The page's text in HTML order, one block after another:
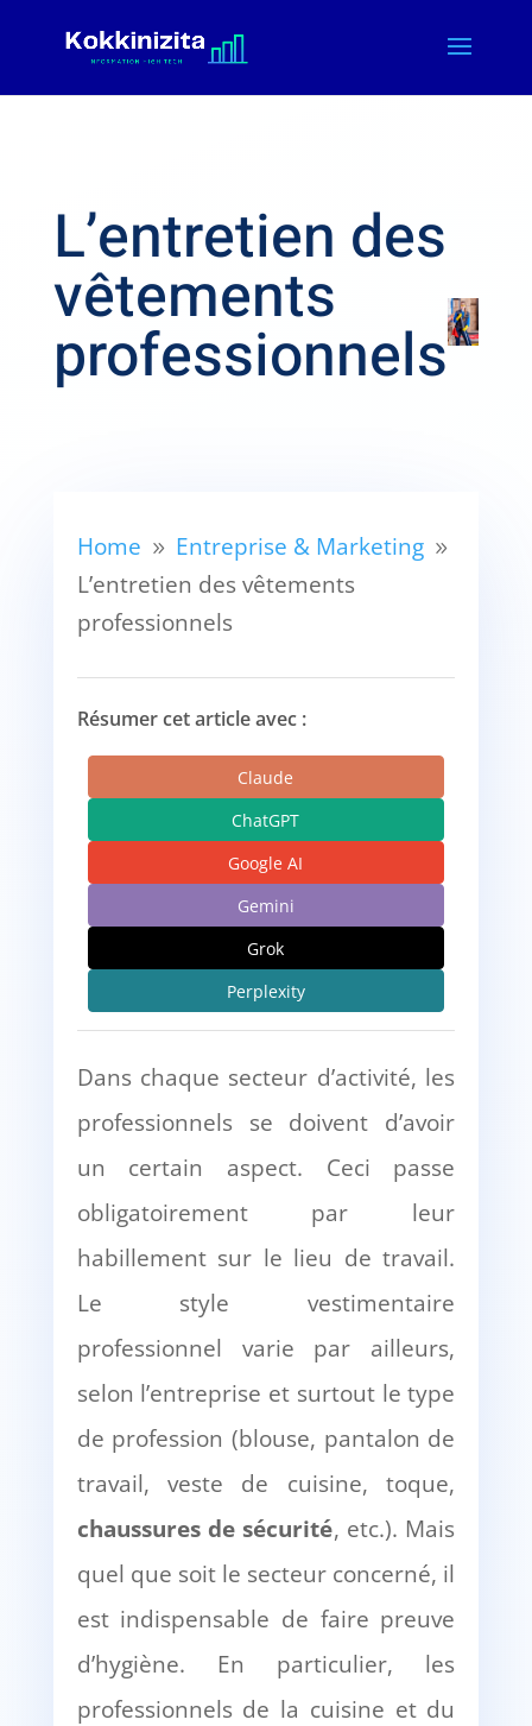
L’entretien des
vêtements
professionnels
Home 9 Entreprise & Marketing 9
L’entretien des vêtements
professionnels
Résumer cet article avec :
Claude
ChatGPT
Google AI
Gemini
Grok
Perplexity
Dans chaque secteur d’activité, les
professionnels se doivent d’avoir
un certain aspect. Ceci passe
obligatoirement par leur
habillement sur le lieu de travail.
Le style vestimentaire
professionnel varie par ailleurs,
selon l’entreprise et surtout le type
de profession (blouse, pantalon de
travail, veste de cuisine, toque,
chaussures de sécurité, etc.). Mais
quel que soit le secteur concerné, il
est indispensable de faire preuve
d’hygiène. En particulier, les
professionnels de la cuisine et du